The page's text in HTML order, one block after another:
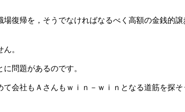
復帰を，そうでなければなるべく高額の金銭的
。
問題があるのです。
会社もＡさんもｗｉｎ－ｗｉｎとなる道筋を探そ